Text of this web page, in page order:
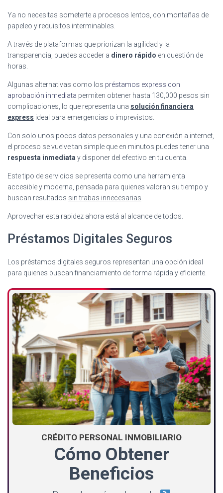
Ya no necesitas someterte a procesos lentos, con montañas de
papeleo y requisitos interminables.
A través de plataformas que priorizan la agilidad y la
transparencia, puedes acceder a dinero rápido en cuestión de
horas.
Algunas alternativas como los préstamos express con
aprobación inmediata permiten obtener hasta 130,000 pesos sin
complicaciones, lo que representa una solución financiera
express ideal para emergencias o imprevistos.
Con solo unos pocos datos personales y una conexión a internet,
el proceso se vuelve tan simple que en minutos puedes tener una
respuesta inmediata y disponer del efectivo en tu cuenta.
Este tipo de servicios se presenta como una herramienta
accesible y moderna, pensada para quienes valoran su tiempo y
buscan resultados sin trabas innecesarias
Aprovechar esta rapidez ahora está al alcance de todos.
Préstamos Digitales Seguros
Los préstamos digitales seguros representan una opción ideal
para quienes buscan financiamiento de forma rápida y eficiente.
CRÉDITO PERSONAL INMOBILIARIO
Cómo Obtener
Beneficios